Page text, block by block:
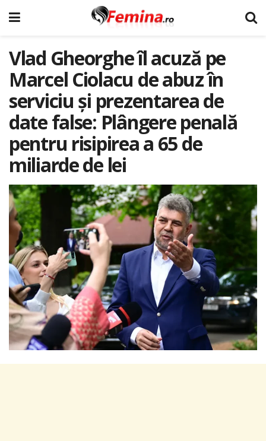
Vlad Gheorghe îl acuză pe
Marcel Ciolacu de abuz în
serviciu și prezentarea de
date false: Plângere penală
pentru risipirea a 65 de
miliarde de lei